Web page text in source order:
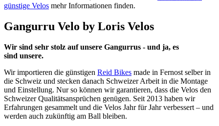
günstige Velos mehr Informationen finden.
Gangurru Velo by Loris Velos
Wir sind sehr stolz auf unsere Gangurrus - und ja, es
sind unsere.
Wir importieren die günstigen Reid Bikes made in Fernost selber in
die Schweiz und stecken danach Schweizer Arbeit in die Montage
und Einstellung. Nur so können wir garantieren, dass die Velos den
Schweizer Qualitätsansprüchen genügen. Seit 2013 haben wir
Erfahrungen gesammelt und die Velos Jahr für Jahr verbessert – und
werden auch zukünftig am Ball bleiben.